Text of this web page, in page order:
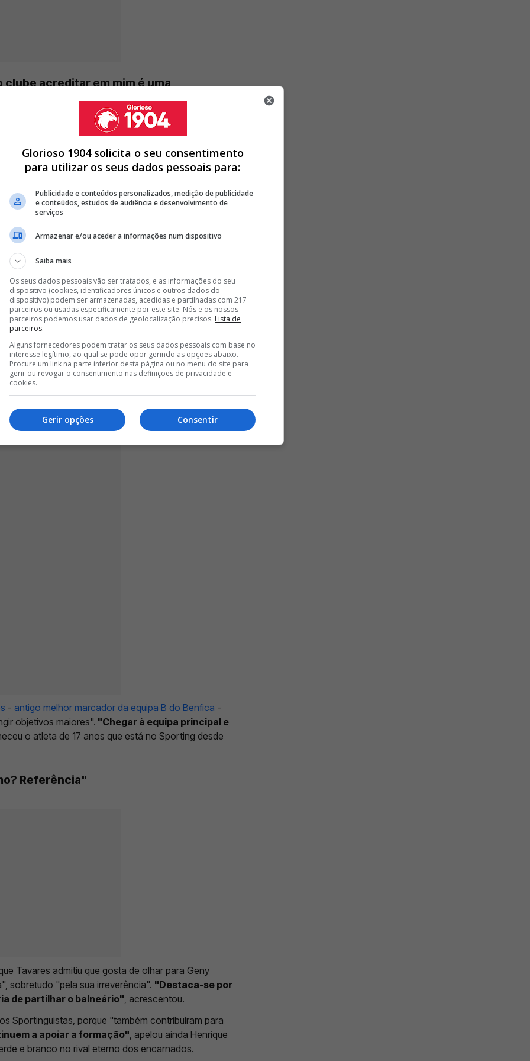
clube acreditar em mim é uma
- SPORTING NA 1.ª JORNADA
COM CRAQUE QUE PASSOU 2 ANOS NO SPORTING
MAS É 'APANHADO' AO LADO DE FIGURA EMBLEMÁTICA DO
< >
uma sensação muito boa, porque leva-me a
reconhecido. Agradeço aos meus colegas, ao staff
disse o jovem futebolista no momento da
- antigo melhor marcador da equipa B do Benfica -
objetivos maiores". "Chegar à equipa principal e
o atleta de 17 anos que está no Sporting desde
Referência"
Tavares admitiu que gosta de olhar para Geny
sobretudo "pela sua irreverência". "Destaca-se por
de partilhar o balneário", acrescentou.
Sportinguistas, porque "também contribuíram para
a apoiar a formação", apelou ainda Henrique
e branco no rival eterno dos encarnados.
Glorioso 1904 solicita o seu consentimento
para utilizar os seus dados pessoais para:
Publicidade e conteúdos personalizados, medição de publicidade
e conteúdos, estudos de audiência e desenvolvimento de
serviços
Armazenar e/ou aceder a informações num dispositivo
Saiba mais
Os seus dados pessoais vão ser tratados, e as informações do seu
dispositivo (cookies, identificadores únicos e outros dados do
dispositivo) podem ser armazenadas, acedidas e partilhadas com 217
parceiros ou usadas especificamente por este site. Nós e os nossos
parceiros podemos usar dados de geolocalização precisos. Lista de
parceiros.
Alguns fornecedores podem tratar os seus dados pessoais com base no
interesse legítimo, ao qual se pode opor gerindo as opções abaixo.
Procure um link na parte inferior desta página ou no menu do site para
gerir ou revogar o consentimento nas definições de privacidade e
cookies.
Consentir
Gerir opções